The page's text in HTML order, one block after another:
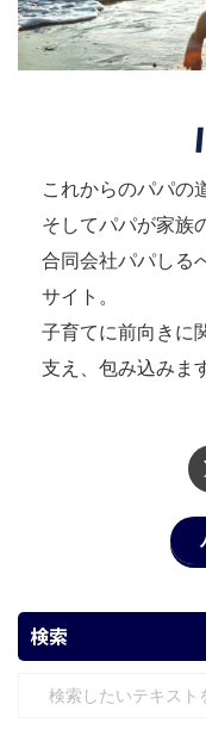
これからのパパの
そしてパパが家族
合同会社パパしる
サイト。
子育てに前向きに
支え、包み込みま
検索